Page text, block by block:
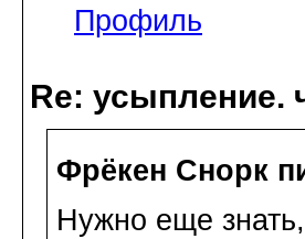
Профиль
Re: усыпление.
Фрёкен Снорк
Нужно еще